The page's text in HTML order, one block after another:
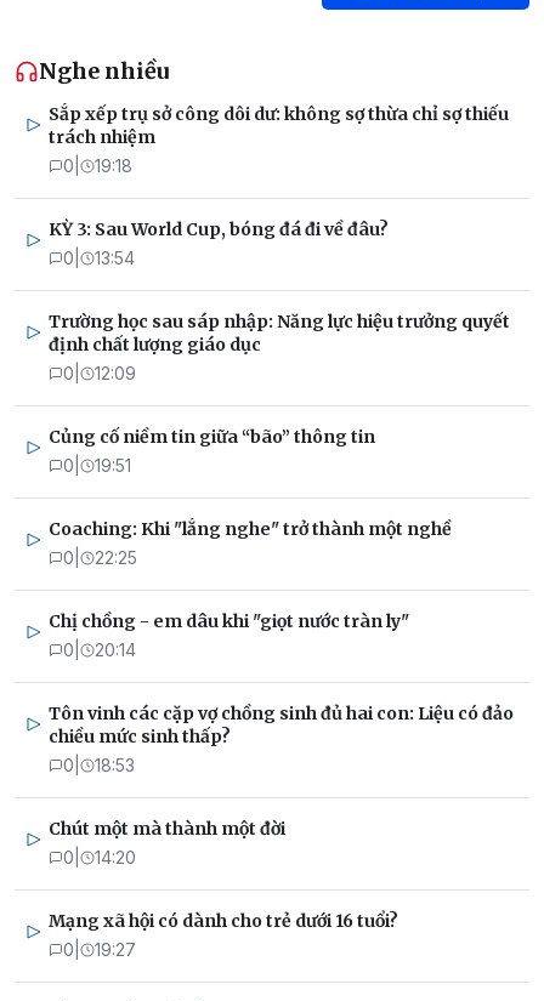
Nghe nhiều
Sắp xếp trụ sở công dôi dư: không sợ thừa chỉ sợ thiếu
trách nhiệm
0 19:18
KỲ 3: Sau World Cup, bóng đá đi về đâu?
0 13:54
Trường học sau sáp nhập: Năng lực hiệu trưởng quyết
định chất lượng giáo dục
0 12:09
Củng cố niềm tin giữa “bão” thông tin
0 19:51
Coaching: Khi "lắng nghe" trở thành một nghề
0 22:25
Chị chồng - em dâu khi "giọt nước tràn ly"
0 20:14
Tôn vinh các cặp vợ chồng sinh đủ hai con: Liệu có đảo
chiều mức sinh thấp?
0 18:53
Chút một mà thành một đời
0 14:20
Mạng xã hội có dành cho trẻ dưới 16 tuổi?
0 19:27